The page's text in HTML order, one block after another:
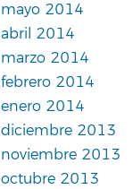
mayo 2014
abril 2014
marzo 2014
febrero 2014
enero 2014
diciembre 2013
noviembre 2013
octubre 2013